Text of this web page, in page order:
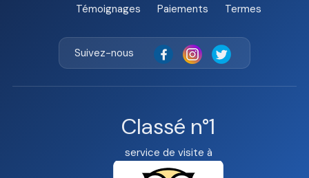
Témoignages Paiements Termes
Suivez-nous
Classé n°1
service de visite à